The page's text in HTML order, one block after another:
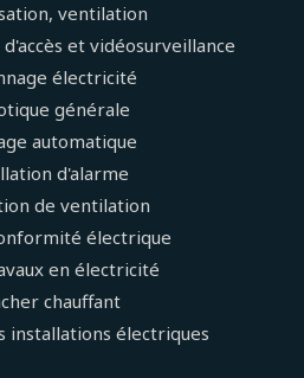
ventilation
et vidéosurveillance
électricité
générale
automatique
d'alarme
de ventilation
électrique
en électricité
chauffant
installations électriques